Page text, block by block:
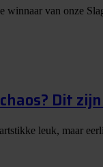
winnaar van onze
Dit
leuk, maar